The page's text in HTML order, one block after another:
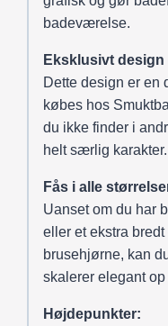
badeværelse.
Eksklusivt
Dette design er en
købes hos
du ikke finder i
helt særlig karakter.
Fås i alle
Uanset om du har
eller et ekstra
brusehjørne, kan
skalerer elegant
Højdepunkter: